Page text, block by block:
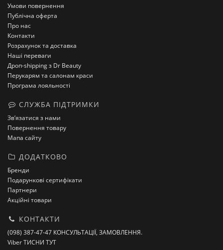
Умови повернення
Публічна оферта
Про нас
Контакти
Розрахунок та доставка
Наші переваги
Дроп-shipping з Dr Beauty
Перукарям та салонам краси
Програма лояльності
СЛУЖБА ПІДТРИМКИ
Зв’язатися з нами
Повернення товару
Мапа сайту
ДОДАТКОВО
Бренди
Подарункові сертифікати
Партнери
Акційні товари
КОНТАКТИ
(098) 387-47-47 КОНСУЛЬТАЦІЇ, ЗАМОВЛЕННЯ.
Viber ТИСНИ ТУТ